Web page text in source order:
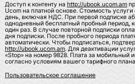
Доступ к контенту на http://ubook.ucom.am
Ucom на платной основе. Стоимость
день, включая НДС. При первой подписке
однодневный бесплатный пробный период,
один раз. В случае повторной подписки
дня подписки. После пробного периода
автоматически. Чтобы подписаться,
http://ubook.ucom.am. Для деактивации
«Stop» на номер 9828. Плата за мобильный
согласно условиям вашего тарифного
Пользовательское соглашение